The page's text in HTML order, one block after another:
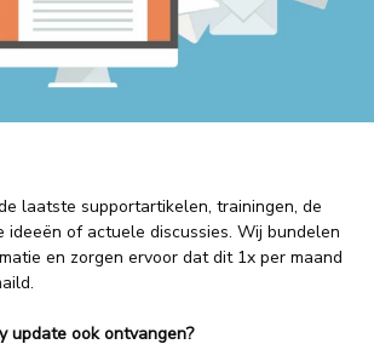
laatste supportartikelen, trainingen, de
ideeën of actuele discussies. Wij bundelen
en zorgen ervoor dat dit 1x per maand
update ook ontvangen?